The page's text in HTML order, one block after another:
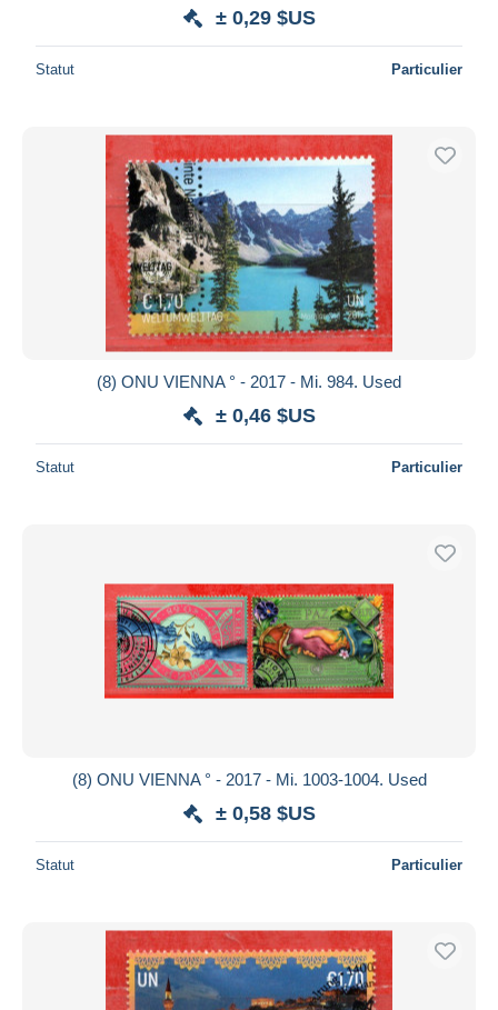
± 0,29 $US
Statut Particulier
(8) ONU VIENNA ° - 2017 - Mi. 984. Used
± 0,46 $US
Statut Particulier
(8) ONU VIENNA ° - 2017 - Mi. 1003-1004. Used
± 0,58 $US
Statut Particulier